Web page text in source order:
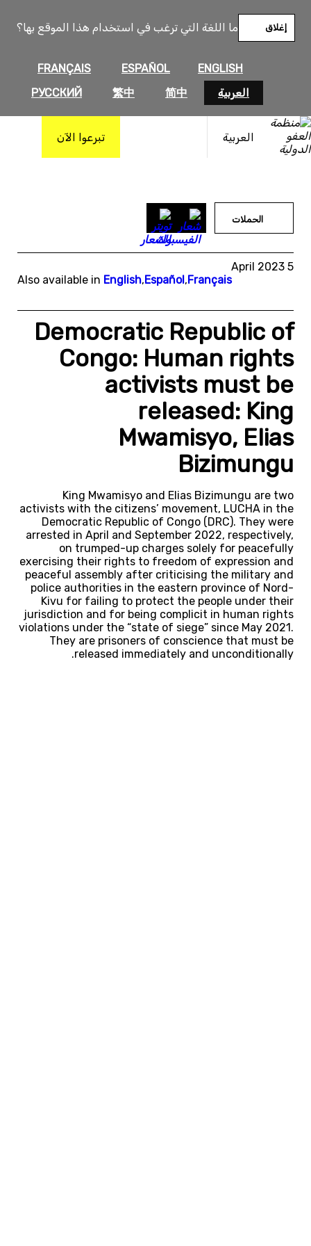
ما اللغة التي ترغب في استخدام هذا الموقع بها؟
ENGLISH
ESPAÑOL
FRANÇAIS
العربية
简中
繁中
РУССКИЙ
إغلاق
العربية تبرعوا الآن
المحتوى
الحملات
5 April 2023
Also available in English,Español,Français
Democratic Republic of
Congo: Human rights
activists must be
released: King
Mwamisyo, Elias
Bizimungu
King Mwamisyo and Elias Bizimungu are two
activists with the citizens’ movement, LUCHA in the
Democratic Republic of Congo (DRC). They were
arrested in April and September 2022, respectively,
on trumped-up charges solely for peacefully
exercising their rights to freedom of expression and
peaceful assembly after criticising the military and
police authorities in the eastern province of Nord-
Kivu for failing to protect the people under their
jurisdiction and for being complicit in human rights
violations under the “state of siege” since May 2021.
They are prisoners of conscience that must be
released immediately and unconditionally.